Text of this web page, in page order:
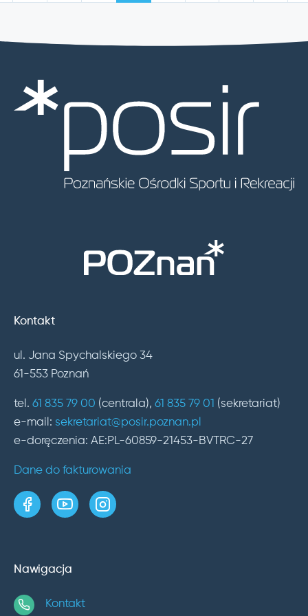
Kontakt
ul. Jana Spychalskiego 34
61-553 Poznań
tel. 61 835 79 00 (centrala), 61 835 79 01 (sekretariat)
e-mail: sekretariat@posir.poznan.pl
e-doręczenia: AE:PL-60859-21453-BVTRC-27
Dane do fakturowania
strona w serwisie Facebook
kanał w serwisie YouTube
profil w serwisie Instagram
Nawigacja
Kontakt